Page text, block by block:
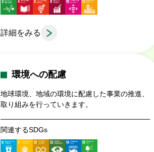
詳細をみる
環境への配慮
地球環境、地域の環境に配慮した事業の推進、
取り組みを行っていきます。
関連するSDGs